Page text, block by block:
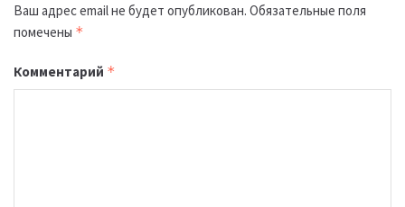
Ваш адрес email не будет опубликован. Обязательные поля
помечены *
Комментарий *